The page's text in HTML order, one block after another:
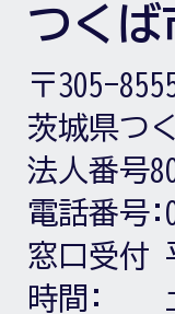
つくば
〒305-
茨城県つ
法人番号
電話番号:
窓口受付
時間: